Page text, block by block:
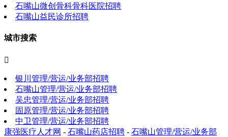
石嘴山微创骨科骨科医院招聘
石嘴山益民诊所招聘
城市搜索

银川管理/营运/业务部招聘
石嘴山管理/营运/业务部招聘
吴忠管理/营运/业务部招聘
固原管理/营运/业务部招聘
中卫管理/营运/业务部招聘
康强医疗人才网 - 石嘴山药店招聘 - 石嘴山管理/营运/业务部